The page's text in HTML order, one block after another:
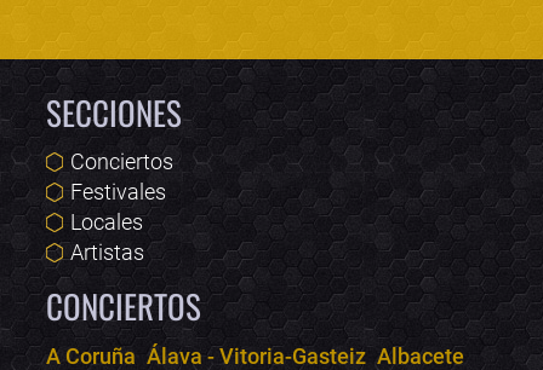
SECCIONES
Conciertos
Festivales
Locales
Artistas
CONCIERTOS
A Coruña Álava - Vitoria-Gasteiz Albacete